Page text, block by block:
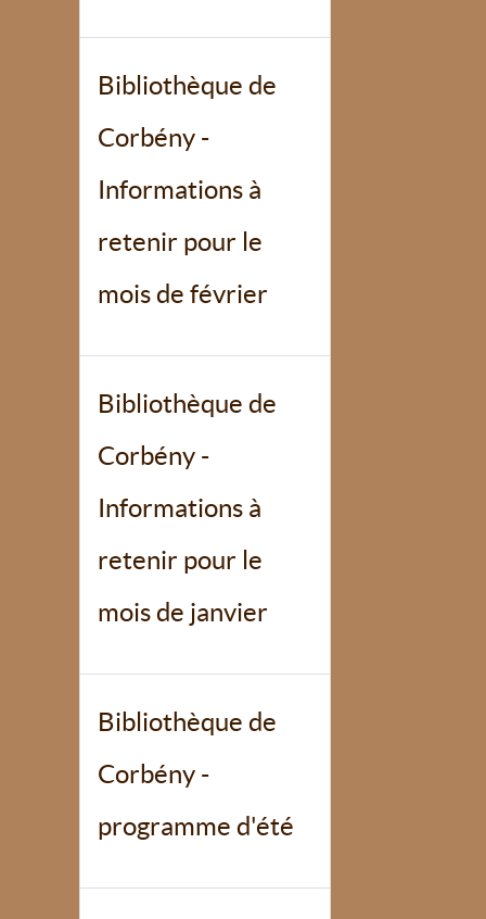
Bibliothèque de
Corbény -
Informations à
retenir pour le
mois de février
Bibliothèque de
Corbény -
Informations à
retenir pour le
mois de janvier
Bibliothèque de
Corbény -
programme d'été